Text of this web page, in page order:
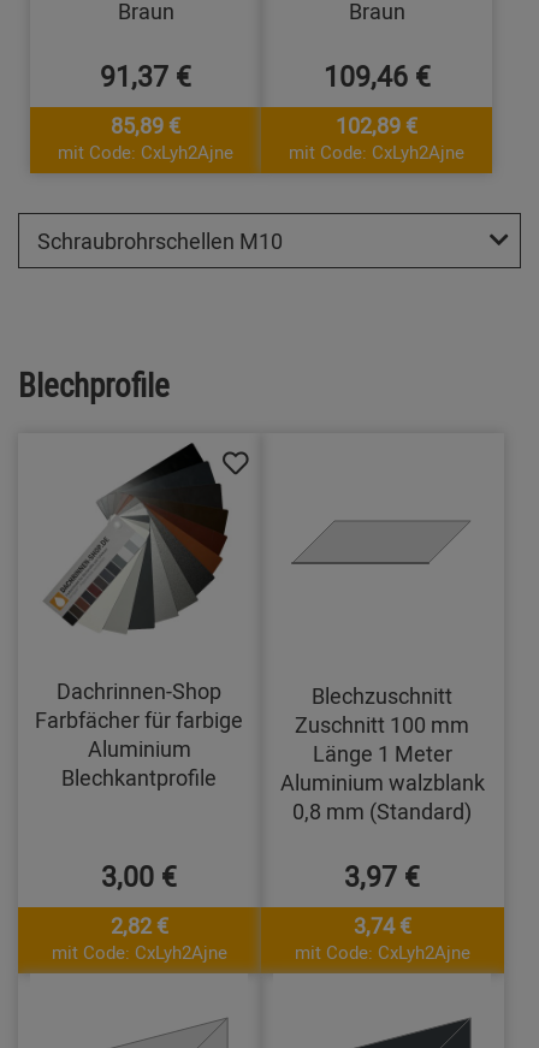
Braun
91,37 €
85,89 €
mit Code: CxLyh2Ajne
Braun
109,46 €
102,89 €
mit Code: CxLyh2Ajne
Schraubrohrschellen M10
Blechprofile
Dachrinnen-Shop
Farbfächer für farbige
Aluminium
Blechkantprofile
3,00 €
2,82 €
mit Code: CxLyh2Ajne
Blechzuschnitt
Zuschnitt 100 mm
Länge 1 Meter
Aluminium walzblank
0,8 mm (Standard)
3,97 €
3,74 €
mit Code: CxLyh2Ajne